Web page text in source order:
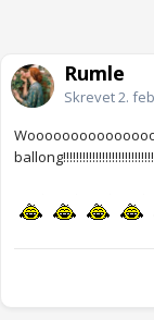
Rumle
Skrevet2.